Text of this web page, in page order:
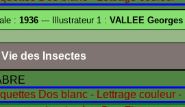
: 1936 --- Illustrateur 1 : VALLEE Georges
des Insectes